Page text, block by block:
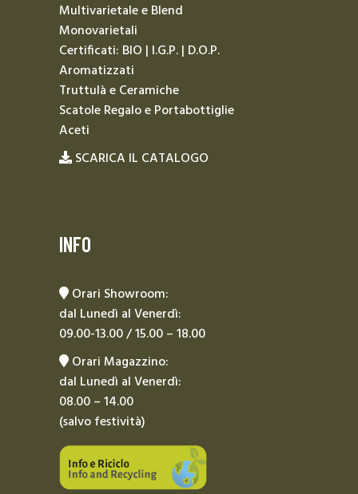
Multivarietale e Blend
Monovarietali
Certificati: BIO | I.G.P. | D.O.P.
Aromatizzati
Truttulà e Ceramiche
Scatole Regalo e Portabottiglie
Aceti
SCARICA IL CATALOGO
INFO
Orari Showroom:
dal Lunedì al Venerdì:
09.00-13.00 / 15.00 – 18.00
Orari Magazzino:
dal Lunedì al Venerdì:
08.00 – 14.00
(salvo festività)